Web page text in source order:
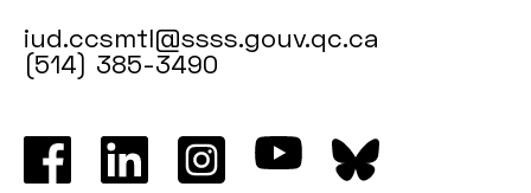
iud.ccsmtl@ssss.gouv.qc.ca
(514) 385-3490